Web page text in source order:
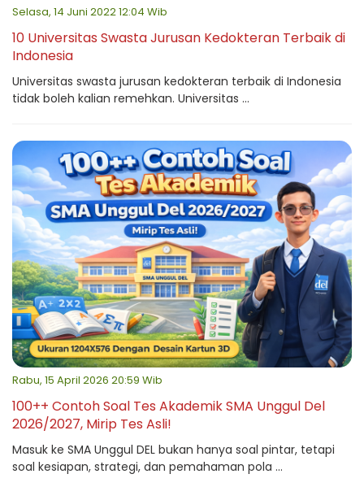
Selasa, 14 Juni 2022 12:04 Wib
10 Universitas Swasta Jurusan Kedokteran Terbaik di
Indonesia
Universitas swasta jurusan kedokteran terbaik di Indonesia
tidak boleh kalian remehkan. Universitas ...
Rabu, 15 April 2026 20:59 Wib
100++ Contoh Soal Tes Akademik SMA Unggul Del
2026/2027, Mirip Tes Asli!
Masuk ke SMA Unggul DEL bukan hanya soal pintar, tetapi
soal kesiapan, strategi, dan pemahaman pola ...